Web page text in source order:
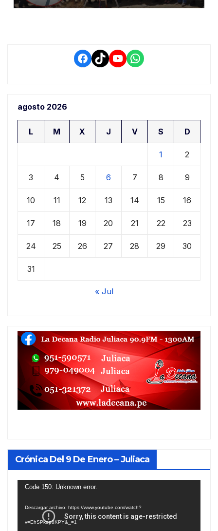
conductores
Facebook
TikTokYouTube
WhatsApp
agosto 2026
L M X J V S D
1 2
3 4 5 6 7 8 9
10 11 12 13 14 15 16
17 18 19 20 21 22 23
24 25 26 27 28 29 30
31
« Jul
Crónica Del 9 De Enero – Juliaca
Reproductor
Code 150: Unknown error.
Descargar archivo: https://www.youtube.com/watch?
v=EhSPkop8KPY&_=1